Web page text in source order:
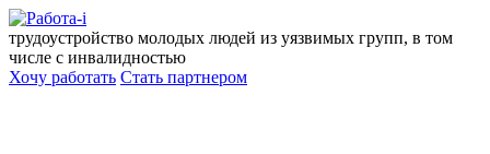
Перейти
к
содержанию
трудоустройство молодых людей из уязвимых групп, в том
числе с инвалидностью
Хочу работать Стать партнером